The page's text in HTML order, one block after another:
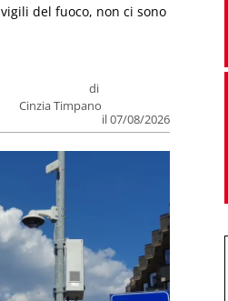
di
Cinzia Timpano
il 07/08/2026
del fuoco, non ci sono